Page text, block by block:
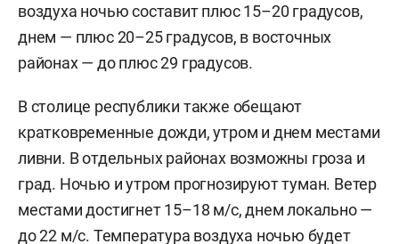
воздуха ночью составит плюс 15–20 градусов,
днем — плюс 20–25 градусов, в восточных
районах — до плюс 29 градусов.
В столице республики также обещают
кратковременные дожди, утром и днем местами
ливни. В отдельных районах возможны гроза и
град. Ночью и утром прогнозируют туман. Ветер
местами достигнет 15–18 м/с, днем локально —
до 22 м/с. Температура воздуха ночью будет